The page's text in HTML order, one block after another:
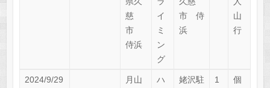
慈
市
侍浜
イ
ミ
ン
グ
市 侍
浜
山
行
2024/9/29 月山
ハ
姥沢駐
1
個